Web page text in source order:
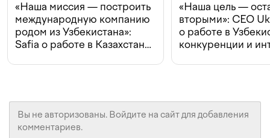
«Наша миссия — построить
международную компанию
родом из Узбекистана»:
Safia о работе в Казахстане,
«Наша цель —
вторыми»: CEO
о работе в
конкуренции и